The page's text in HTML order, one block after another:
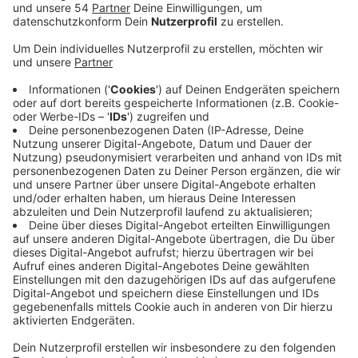
Die Landesregierung stellt in diesem Jahr deutlich
mehr Geld für Ganztagsbetreuung zu verfügung,
wovon wir auch in Mönchengladbach profitieren. Vom
Land gibt es in diesem Jahr insgesamt 10 Prozent
mehr Geld für die Ganztags- und Betreuungsangebote
an den Schulen. Die Bezirksregierung konnte deshalb
alle Anträge der Schulträger bewilligen. 5,6 Millionen
Euro gehen insgesamt nach Mönchengladbach, um hier
Ganztags- und Betreuungsangebote zu fördern. Der
Löwenanteil geht an 150 Gruppen der Offenen
Ganztagsschulen in der Stadt. Sie bekommen
insgesamt knapp 4,4 Millionen Euro Fördergelder.
Knapp eine Million Euro gibt es für das Programm
"Geld oder Stelle" in der Sekundarstufe 1. Hier zahlt
die Bezirksregierung, um Betreuungsangebote durch